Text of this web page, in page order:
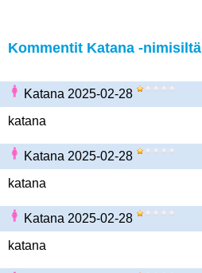
Kommentit Katana -nimisiltä
Katana 2025-02-28
katana
Katana 2025-02-28
katana
Katana 2025-02-28
katana